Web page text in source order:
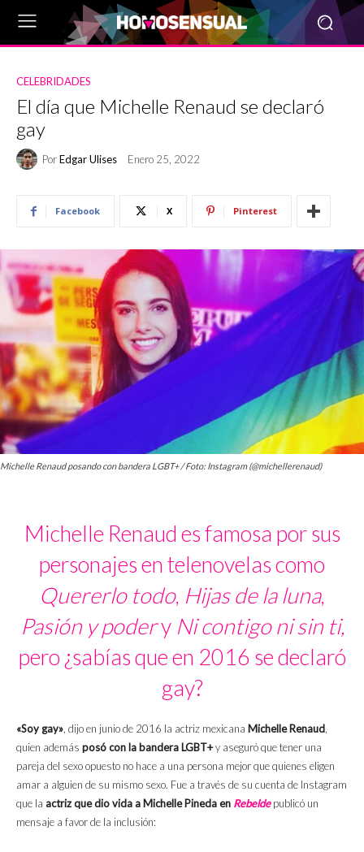
CELEBRIDADES
El día que Michelle Renaud se declaró
gay
PorEdgar Ulises Enero 25, 2022
Facebook X Pinterest
Michelle Renaud posando con bandera LGBT+ / Foto: Instagram (@michellerenaud)
Michelle Renaud es famosa por sus
personajes en telenovelas como
Quererlo todo, Hijas de la luna,
Pasión y podery Ni contigo ni sin ti,
pero ¿sabías que en 2016 se declaró
gay?
«Soy gay», dijo en junio de 2016 la actriz mexicana Michelle Renaud,
quien además posó con la bandera LGBT+y aseguró que tener una
pareja del sexo opuesto no hace a una persona mejor que quienes eligen
amar a alguien de su mismo sexo. Fue a través de su cuenta de Instagram
que la actriz que dio vida a Michelle Pineda en Rebeldepublicó un
mensaje a favor de la inclusión: